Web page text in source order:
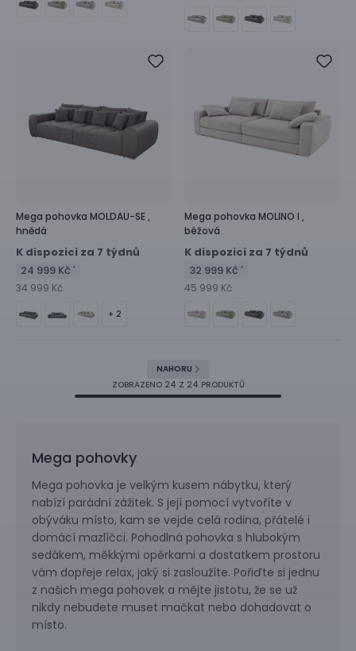
Mega pohovka MOLDAU-SE ,
hnědá
K dispozici za 7 týdnů
24 999 Kč *
34 999 Kč
+ 2
Mega pohovka MOLINO I ,
béžová
K dispozici za 7 týdnů
32 999 Kč *
45 999 Kč
NAHORU
ZOBRAZENO 24 Z 24 PRODUKTŮ
Mega pohovky
Mega pohovka je velkým kusem nábytku, který
nabízí parádní zážitek. S její pomocí vytvoříte v
obýváku místo, kam se vejde celá rodina, přátelé i
domácí mazlíčci. Pohodlná pohovka s hlubokým
sedákem, měkkými opěrkami a dostatkem prostoru
vám dopřeje relax, jaký si zasloužíte. Pořiďte si jednu
z našich mega pohovek a mějte jistotu, že se už
nikdy nebudete muset mačkat nebo dohadovat o
místo.